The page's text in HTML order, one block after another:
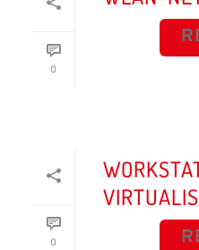
0
0